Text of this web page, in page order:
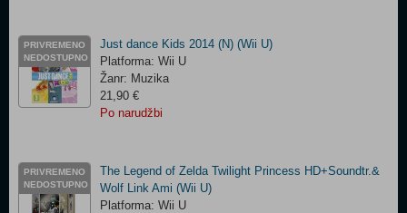
PRIVREMENO
NEDOSTUPNO
Just dance Kids 2014 (N) (Wii U)
Platforma: Wii U
Žanr: Muzika
21,90 €
Po narudžbi
PRIVREMENO
NEDOSTUPNO
The Legend of Zelda Twilight Princess HD+Soundtr.&
Wolf Link Ami (Wii U)
Platforma: Wii U